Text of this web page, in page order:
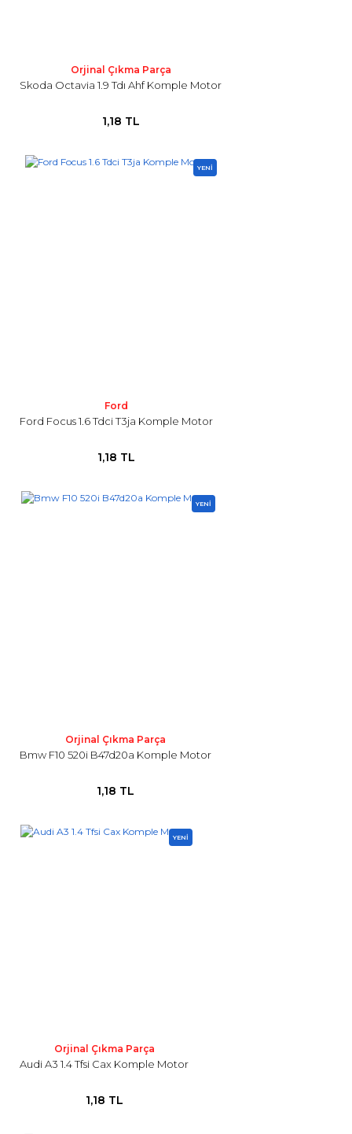
Orjinal Çıkma Parça
Skoda Octavia 1.9 Tdı Ahf Komple Motor
1,18 TL
YENİ
Ford
Ford Focus 1.6 Tdci T3ja Komple Motor
1,18 TL
YENİ
Orjinal Çıkma Parça
Bmw F10 520i B47d20a Komple Motor
1,18 TL
YENİ
Orjinal Çıkma Parça
Audi A3 1.4 Tfsi Cax Komple Motor
1,18 TL